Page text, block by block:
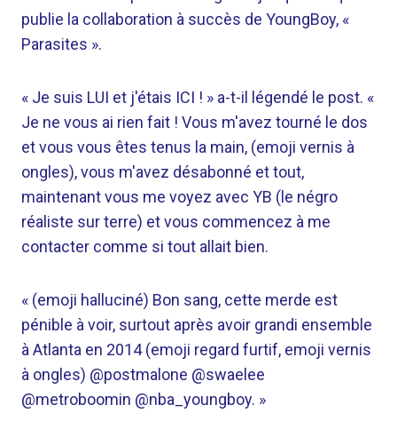
publie la collaboration à succès de YoungBoy, «
Parasites ».
« Je suis LUI et j'étais ICI ! » a-t-il légendé le post. «
Je ne vous ai rien fait ! Vous m'avez tourné le dos
et vous vous êtes tenus la main, (emoji vernis à
ongles), vous m'avez désabonné et tout,
maintenant vous me voyez avec YB (le négro
réaliste sur terre) et vous commencez à me
contacter comme si tout allait bien.
« (emoji halluciné) Bon sang, cette merde est
pénible à voir, surtout après avoir grandi ensemble
à Atlanta en 2014 (emoji regard furtif, emoji vernis
à ongles) @postmalone @swaelee
@metroboomin @nba_youngboy. »